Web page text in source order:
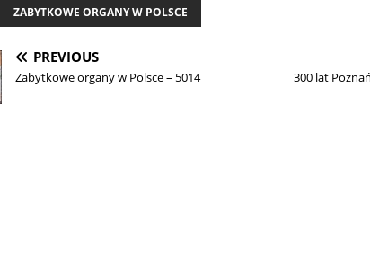
ZABYTKOWE ORGANY W POLSCE
PREVIOUS
Zabytkowe organy w Polsce – 5014 300 lat